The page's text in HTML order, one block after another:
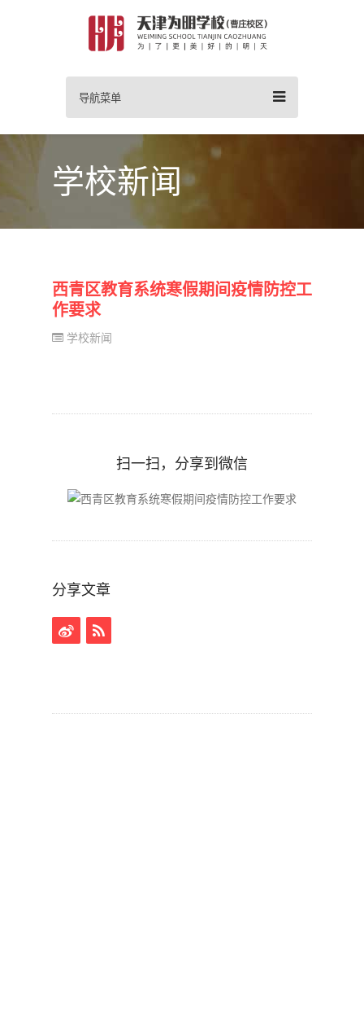
导航菜单
学校新闻
西青区教育系统寒假期间疫情防控工
作要求
学校新闻
扫一扫，分享到微信
分享文章